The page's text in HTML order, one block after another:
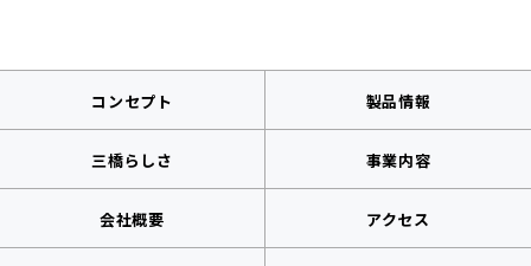
コンセプト 製品情報
三橋らしさ 事業内容
会社概要 アクセス